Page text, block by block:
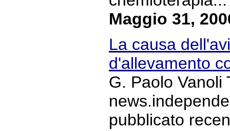
Maggio 31,
La causa
d'allevamento
G. Paolo Vanoli
pubblicato